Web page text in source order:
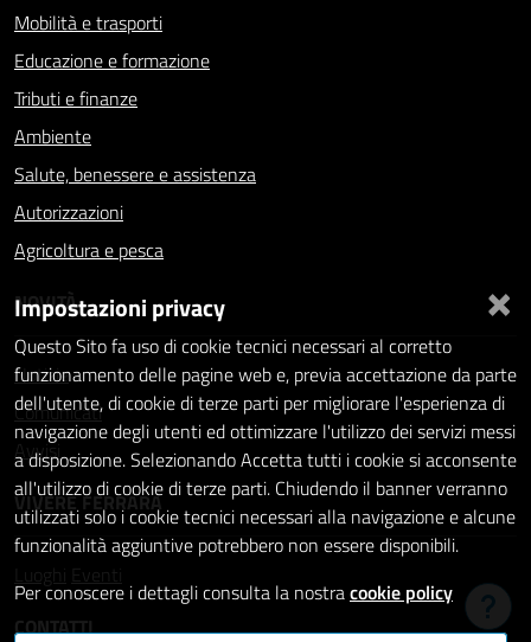
Mobilità e trasporti
Educazione e formazione
Tributi e finanze
Ambiente
Salute, benessere e assistenza
Autorizzazioni
Agricoltura e pesca
NOVITÀ
Notizie
Comunicati
Avvisi
VIVERE FERRARA
Luoghi
Eventi
CONTATTI
×
Impostazioni privacy
Questo Sito fa uso di cookie tecnici necessari al corretto
funzionamento delle pagine web e, previa accettazione da parte
dell'utente, di cookie di terze parti per migliorare l'esperienza di
navigazione degli utenti ed ottimizzare l'utilizzo dei servizi messi
a disposizione. Selezionando Accetta tutti i cookie si acconsente
all'utilizzo di cookie di terze parti. Chiudendo il banner verranno
utilizzati solo i cookie tecnici necessari alla navigazione e alcune
funzionalità aggiuntive potrebbero non essere disponibili.
Per conoscere i dettagli consulta la nostracookie policy
Hai